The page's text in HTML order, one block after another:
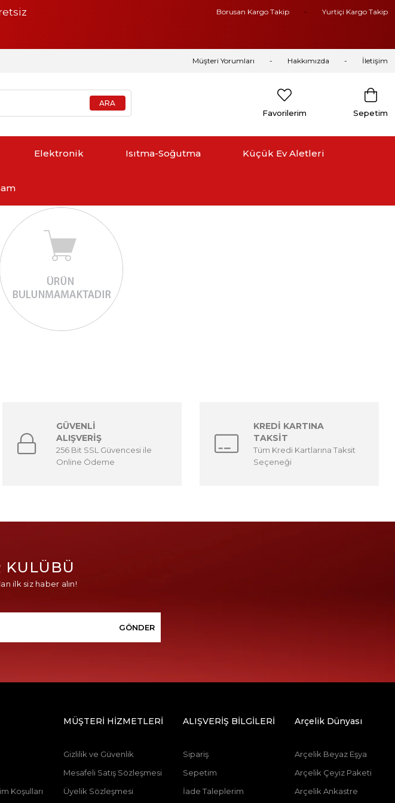
Borusan Kargo Takip Yurtiçi Kargo Takip
Müşteri Yorumları Hakkımızda İletişim
Sepetim
Favorilerim
Elektronik Isıtma-Soğutma Küçük Ev Aletleri
GÜVENLİ
ALIŞVERİŞ
256 Bit SSL Güvencesi ile
Online Ödeme
KREDİ KARTINA
TAKSİT
Tüm Kredi Kartlarına Taksit
Seçeneği
KULÜBÜ
ilk siz haber alın!
GÖNDER
Koşulları
MÜŞTERİ HİZMETLERİ
Gizlilik ve Güvenlik
Mesafeli Satış Sözleşmesi
Üyelik Sözleşmesi
ALIŞVERİŞ BİLGİLERİ
Sipariş
Sepetim
İade Taleplerim
Arçelik Dünyası
Arçelik Beyaz Eşya
Arçelik Çeyiz Paketi
Arçelik Ankastre